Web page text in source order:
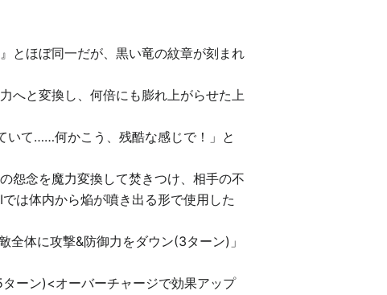
とほぼ同一だが、黒い竜の紋章が刻まれ
へと変換し、何倍にも膨れ上がらせた上
いて……何かこう、残酷な感じで！」と
怨念を魔力変換して焚きつけ、相手の不
は体内から焔が噴き出る形で使用した
全体に攻撃&防御力をダウン(3ターン)」
ーン)<オーバーチャージで効果アップ